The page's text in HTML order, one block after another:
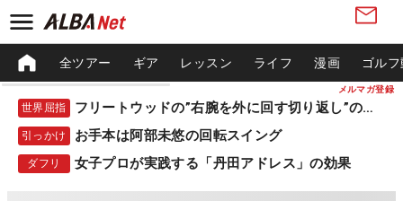
メルマガ登録
全ツアー ギア レッスン ライフ 漫画 ゴル
世界屈指 フリートウッドの”右腕を外に回す切り返し”の秘密
引っかけ お手本は阿部未悠の回転スイング
ダフリ 女子プロが実践する「丹田アドレス」の効果